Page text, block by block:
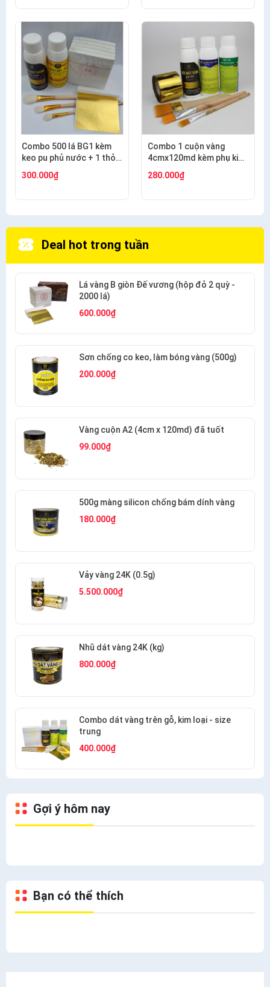
Combo 500 lá BG1 kèm
keo pu phủ nước + 1 thỏ
300.000₫
Combo 1 cuộn vàng
4cmx120md kèm phụ kiện
280.000₫
Deal hot trong tuần
Lá vàng B giòn Đế vương (hộp đỏ 2 quỳ -
2000 lá)
600.000₫
Sơn chống co keo, làm bóng vàng (500g)
200.000₫
Vàng cuộn A2 (4cm x 120md) đã tuốt
99.000₫
500g màng silicon chống bám dính vàng
180.000₫
Vảy vàng 24K (0.5g)
5.500.000₫
Nhũ dát vàng 24K (kg)
800.000₫
Combo dát vàng trên gỗ, kim loại - size
trung
400.000₫
Gợi ý hôm nay
Bạn có thể thích